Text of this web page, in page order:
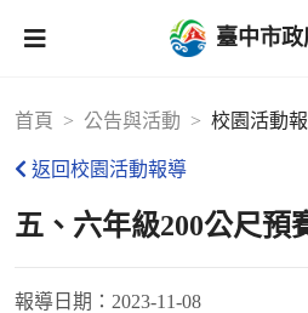
臺中市
首頁 公告與活動 校園活動
返回校園活動報導
五、六年級200公尺預
報導日期： 2023-11-08